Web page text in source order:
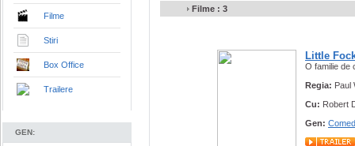
Filme
Stiri
Box Office
Trailere
GEN:
Filme : 3
Little
O familie de
Regia: Paul
Cu: Robert
Gen: